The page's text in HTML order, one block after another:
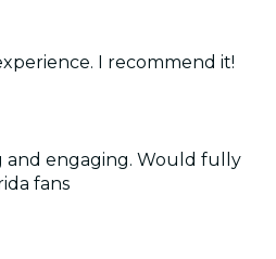
I recommend it!
and engaging. Would fully
fans